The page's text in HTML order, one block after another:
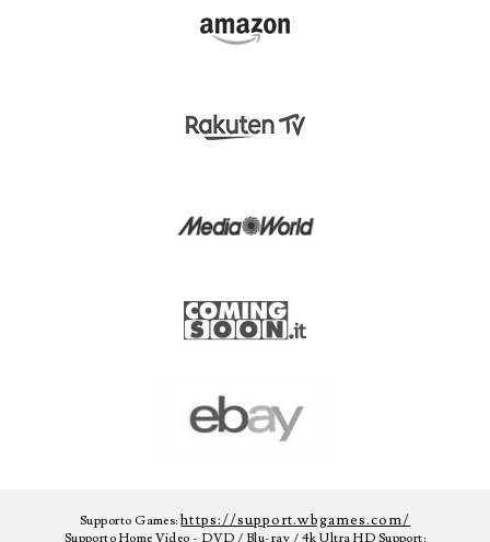
Supporto Games:https://support.wbgames.com/
Supporto Home Video - DVD / Blu-ray / 4k Ultra HD Support: